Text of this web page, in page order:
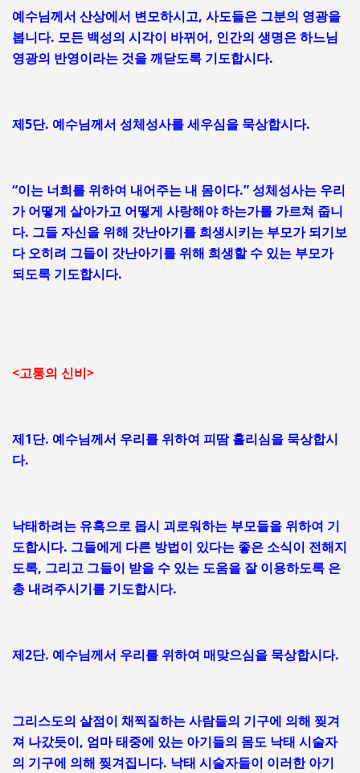
예수님께서 산상에서 변모하시고, 사도들은 그분의 영광을
봅니다. 모든 백성의 시각이 바뀌어, 인간의 생명은 하느님
영광의 반영이라는 것을 깨닫도록 기도합시다.
제5단. 예수님께서 성체성사를 세우심을 묵상합시다.
“이는 너희를 위하여 내어주는 내 몸이다.” 성체성사는 우리
가 어떻게 살아가고 어떻게 사랑해야 하는가를 가르쳐 줍니
다. 그들 자신을 위해 갓난아기를 희생시키는 부모가 되기보
다 오히려 그들이 갓난아기를 위해 희생할 수 있는 부모가
되도록 기도합시다.
<고통의 신비>
제1단. 예수님께서 우리를 위하여 피땀 흘리심을 묵상합시
다.
낙태하려는 유혹으로 몹시 괴로워하는 부모들을 위하여 기
도합시다. 그들에게 다른 방법이 있다는 좋은 소식이 전해지
도록, 그리고 그들이 받을 수 있는 도움을 잘 이용하도록 은
총 내려주시기를 기도합시다.
제2단. 예수님께서 우리를 위하여 매맞으심을 묵상합시다.
그리스도의 살점이 채찍질하는 사람들의 기구에 의해 찢겨
져 나갔듯이, 엄마 태중에 있는 아기들의 몸도 낙태 시술자
의 기구에 의해 찢겨집니다. 낙태 시술자들이 이러한 아기